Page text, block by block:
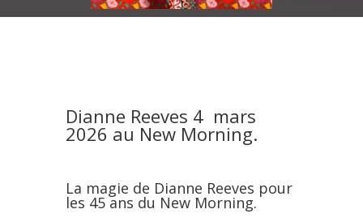
Dianne Reeves 4 mars
2026 au New Morning.
La magie de Dianne Reeves pour
les 45 ans du New Morning.